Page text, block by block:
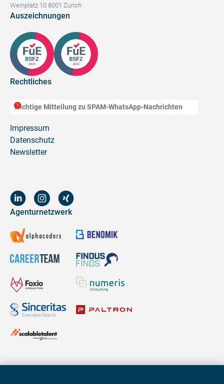
Weinplatz 10 8001 Zurich
Auszeichnungen
Rechtliches
Wichtige Mitteilung zu SPAM-WhatsApp-Nachrichten
Impressum
Datenschutz
Newsletter
Agenturnetzwerk